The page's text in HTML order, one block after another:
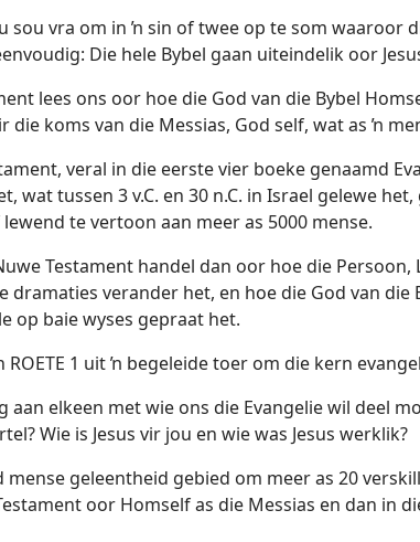
sou vra om in ŉ sin of twee op te som waaroor
Die hele Bybel gaan uiteindelik oor
lees ons oor hoe die God van die Bybel
die koms van die Messias, God self, wat as ŉ
veral in die eerste vier boeke genaamd
wat tussen 3 v.C. en 30 n.C. in Israel gelewe
te vertoon aan meer as 5000 mense.
Testament handel dan oor hoe die
dramaties verander het, en hoe die God van
op baie wyses gepraat het.
ROETE 1 uit ŉ begeleide toer om die kern
aan elkeen met wie ons die Evangelie wil deel
Wie is Jesus vir jou en wie was Jesus werklik?
mense geleentheid gebied om meer as 20
oor Homself as die Messias en dan in